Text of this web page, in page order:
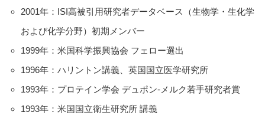
2001年：ISI高被引用研究者データベース（生物学・生化学
および化学分野）初期メンバー
1999年：米国科学振興協会 フェロー選出
1996年：ハリントン講義、英国国立医学研究所
1993年：プロテイン学会 デュポン-メルク若手研究者賞
1993年：米国国立衛生研究所 講義